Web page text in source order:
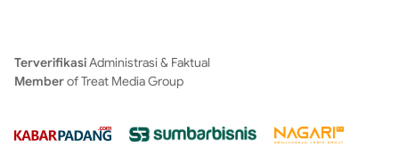
TerverifikasiAdministrasi & Faktual
Memberof Treat Media Group